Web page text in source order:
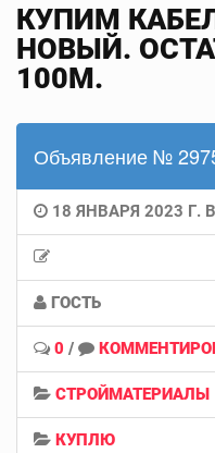
КУПИМ
НОВЫЙ.
100М.
Объявление №
18 ЯНВАРЯ 2023 Г.
ГОСТЬ
0 /
СТРОЙМАТЕРИАЛЫ
КУПЛЮ